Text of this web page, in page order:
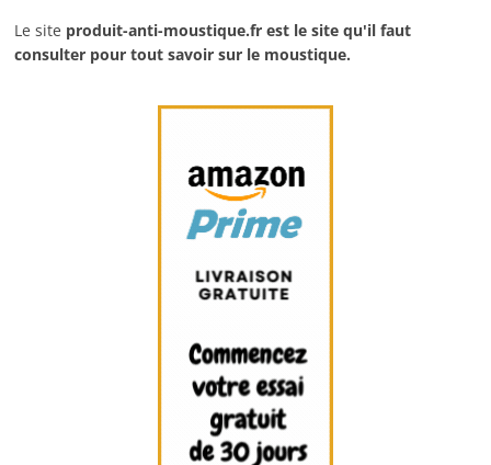
Le site produit-anti-moustique.fr est le site qu'il faut
consulter pour tout savoir sur le moustique.